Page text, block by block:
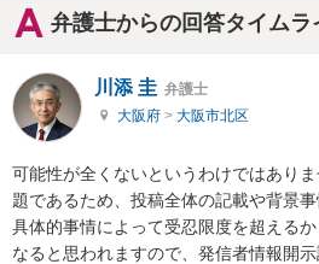
弁護士からの回答タイムラ
川添 圭 弁護士
大阪府 > 大阪市北区
可能性が全くないというわけではあり
題であるため、投稿全体の記載や背景
具体的事情によって受忍限度を超える
なると思われますので、発信者情報開